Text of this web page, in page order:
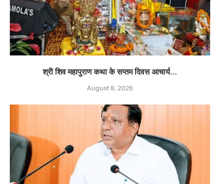
श्री शिव महापुराण कथा के सप्तम दिवस आचार्य...
August 8, 2026